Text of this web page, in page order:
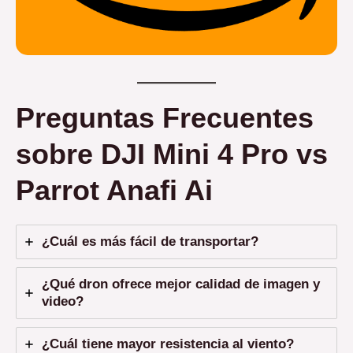
Preguntas Frecuentes
sobre DJI Mini 4 Pro vs
Parrot Anafi Ai
¿Cuál es más fácil de transportar?
¿Qué dron ofrece mejor calidad de imagen y
video?
¿Cuál tiene mayor resistencia al viento?